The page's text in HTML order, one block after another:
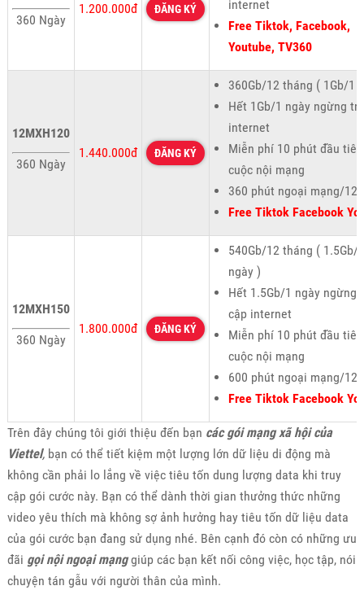
360 Ngày
1.200.000đ ĐĂNG KÝ
internet
Free Tiktok, Facebook,
Youtube, TV360
12MXH120
360 Ngày
1.440.000đ ĐĂNG KÝ
360Gb/12 tháng ( 1Gb/1
Hết 1Gb/1 ngày ngừng
internet
Miễn phí 10 phút đầu
cuộc nội mạng
360 phút ngoại mạng/12
Free Tiktok Facebook
12MXH150
360 Ngày
1.800.000đ ĐĂNG KÝ
540Gb/12 tháng ( 1.5Gb/1
ngày )
Hết 1.5Gb/1 ngày ngừng
cập internet
Miễn phí 10 phút đầu
cuộc nội mạng
600 phút ngoại mạng/12
Free Tiktok Facebook
Trên đây chúng tôi giới thiệu đến bạn các gói mạng xã hội của
Viettel, bạn có thể tiết kiệm một lượng lớn dữ liệu di động mà
không cần phải lo lắng về việc tiêu tốn dung lượng data khi truy
cập gói cước này. Bạn có thể dành thời gian thưởng thức những
video yêu thích mà không sợ ảnh hưởng hay tiêu tốn dữ liệu data
của gói cước bạn đang sử dụng nhé. Bên cạnh đó còn có những ưu
đãi gọi nội ngoại mạnggiúp các bạn kết nối công việc, học tập, nói
chuyện tán gẫu với người thân của mình.